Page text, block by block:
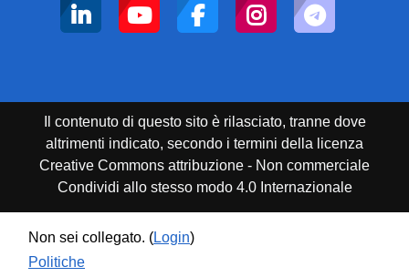
Il contenuto di questo sito è rilasciato, tranne dove
altrimenti indicato, secondo i termini della licenza
Creative Commons attribuzione - Non commerciale
Condividi allo stesso modo 4.0 Internazionale
Non sei collegato. (Login)
Politiche